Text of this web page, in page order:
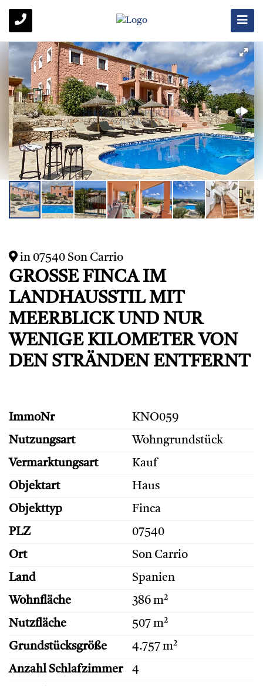
in 07540 Son Carrio
GROSSE FINCA IM L
ANDHAUSSTIL MIT M
EERBLICK UND NUR W
ENIGE KILOMETER VON D
EN STRÄNDEN ENTFERNT
ImmoNr
KNO059
Nutzungsart
Wohngrundstück
Vermarktungsart
Kauf
Objektart
Haus
Objekttyp
Finca
PLZ
07540
Ort
Son Carrio
Land
Spanien
Wohnfläche
386 m²
Nutzfläche
507 m²
Grundstücksgröße
4.757 m²
Anzahl Schlafzimmer
4